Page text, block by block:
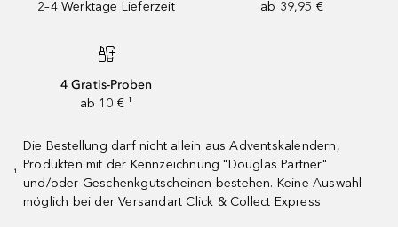
2–4 Werktage Lieferzeit
ab 39,95 €
4 Gratis-Proben
ab 10 € ¹
¹
Die Bestellung darf nicht allein aus Adventskalendern,
Produkten mit der Kennzeichnung "Douglas Partner"
und/oder Geschenkgutscheinen bestehen. Keine Auswahl
möglich bei der Versandart Click & Collect Express